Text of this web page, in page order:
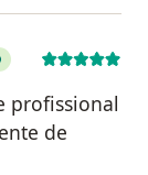
profissional
de